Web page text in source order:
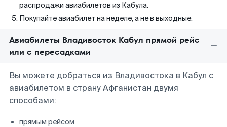
распродажи авиабилетов из Кабула.
Покупайте авиабилет на неделе, а не в выходные.
Авиабилеты Владивосток Кабул прямой рейс
или с пересадками
Вы можете добраться из Владивостока в Кабул с
авиабилетом в страну Афганистан двумя
способами:
прямым рейсом